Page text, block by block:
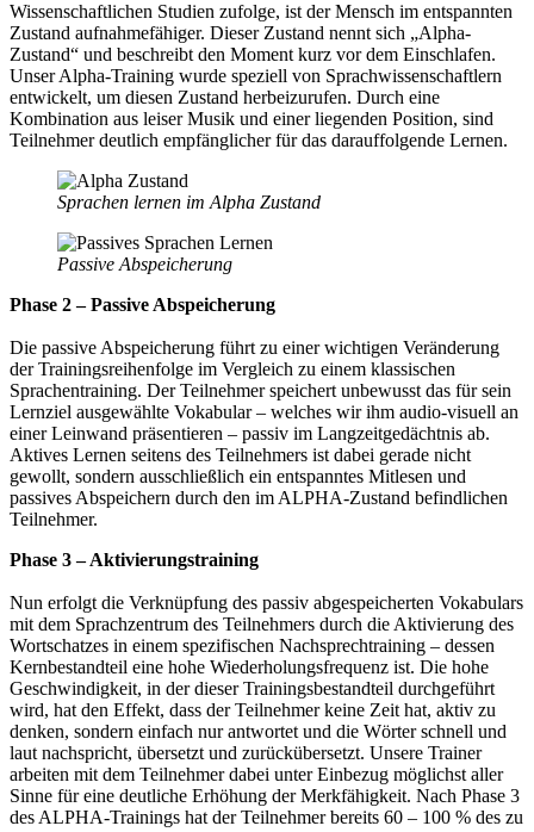
Wissenschaftlichen Studien zufolge, ist der Mensch im entspannten
Zustand aufnahmefähiger. Dieser Zustand nennt sich „Alpha-
Zustand“ und beschreibt den Moment kurz vor dem Einschlafen.
Unser Alpha-Training wurde speziell von Sprachwissenschaftlern
entwickelt, um diesen Zustand herbeizurufen. Durch eine
Kombination aus leiser Musik und einer liegenden Position, sind
Teilnehmer deutlich empfänglicher für das darauffolgende Lernen.
Sprachen lernen im Alpha Zustand
Passive Abspeicherung
Phase 2 – Passive Abspeicherung
Die passive Abspeicherung führt zu einer wichtigen Veränderung
der Trainingsreihenfolge im Vergleich zu einem klassischen
Sprachentraining. Der Teilnehmer speichert unbewusst das für sein
Lernziel ausgewählte Vokabular – welches wir ihm audio-visuell an
einer Leinwand präsentieren – passiv im Langzeitgedächtnis ab.
Aktives Lernen seitens des Teilnehmers ist dabei gerade nicht
gewollt, sondern ausschließlich ein entspanntes Mitlesen und
passives Abspeichern durch den im ALPHA-Zustand befindlichen
Teilnehmer.
Phase 3 – Aktivierungstraining
Nun erfolgt die Verknüpfung des passiv abgespeicherten Vokabulars
mit dem Sprachzentrum des Teilnehmers durch die Aktivierung des
Wortschatzes in einem spezifischen Nachsprechtraining – dessen
Kernbestandteil eine hohe Wiederholungsfrequenz ist. Die hohe
Geschwindigkeit, in der dieser Trainingsbestandteil durchgeführt
wird, hat den Effekt, dass der Teilnehmer keine Zeit hat, aktiv zu
denken, sondern einfach nur antwortet und die Wörter schnell und
laut nachspricht, übersetzt und zurückübersetzt. Unsere Trainer
arbeiten mit dem Teilnehmer dabei unter Einbezug möglichst aller
Sinne für eine deutliche Erhöhung der Merkfähigkeit. Nach Phase 3
des ALPHA-Trainings hat der Teilnehmer bereits 60 – 100 % des zu